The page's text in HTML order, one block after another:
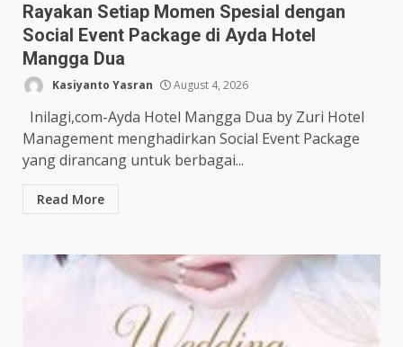
Rayakan Setiap Momen Spesial dengan
Social Event Package di Ayda Hotel
Mangga Dua
Kasiyanto Yasran August 4, 2026
Inilagi,com-Ayda Hotel Mangga Dua by Zuri Hotel
Management menghadirkan Social Event Package
yang dirancang untuk berbagai...
Read More